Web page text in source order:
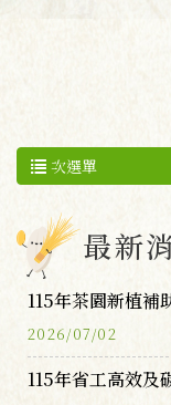
次選單
最新
115年茶園新植補
2026/07/02
115年省工高效及